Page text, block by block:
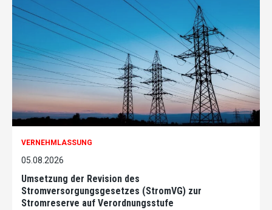
VERNEHMLASSUNG
05.08.2026
Umsetzung der Revision des
Stromversorgungsgesetzes (StromVG) zur
Stromreserve auf Verordnungsstufe